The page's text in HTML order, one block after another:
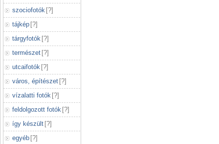
szociofotók [?]
tájkép [?]
tárgyfotók [?]
természet [?]
utcaifotók [?]
város, építészet [?]
vízalatti fotók [?]
feldolgozott fotók [?]
így készült [?]
egyéb [?]